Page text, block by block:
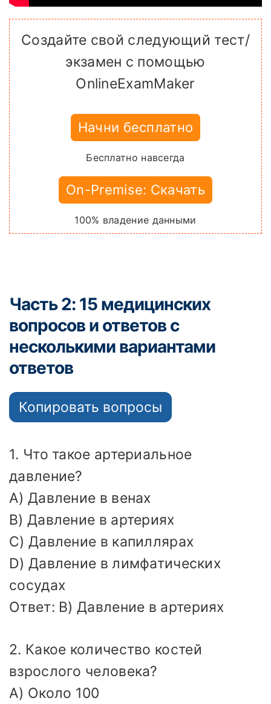
Создайте свой следующий тест/
экзамен с помощью
OnlineExamMaker
Начни бесплатно
Бесплатно навсегда
On-Premise: Скачать
100% владение данными
Часть 2: 15 медицинских
вопросов и ответов с
несколькими вариантами
ответов
Копировать вопросы
1. Что такое артериальное
давление?
A) Давление в венах
B) Давление в артериях
C) Давление в капиллярах
D) Давление в лимфатических
сосудах
Ответ: B) Давление в артериях
2. Какое количество костей
взрослого человека?
A) Около 100